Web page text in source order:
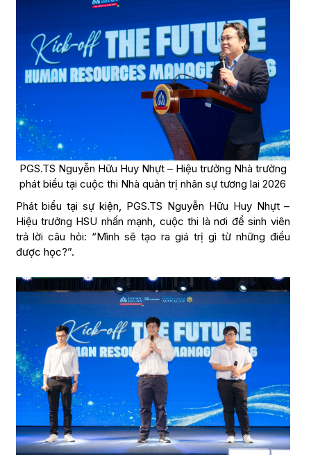
PGS.TS Nguyễn Hữu Huy Nhựt – Hiệu trưởng Nhà trường
phát biểu tại cuộc thi Nhà quản trị nhân sự tương lai 2026
Phát biểu tại sự kiện, PGS.TS Nguyễn Hữu Huy Nhựt –
Hiệu trưởng HSU nhấn mạnh, cuộc thi là nơi để sinh viên
trả lời câu hỏi: “Mình sẽ tạo ra giá trị gì từ những điều
được học?”.